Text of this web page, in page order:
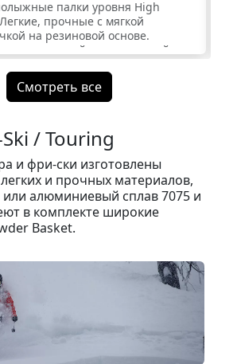
палки уровня High
прочные с мягкой
на резиновой основе.
прочный алюминиевый
Смотреть все
/ Touring
и фри-ски изготовлены
и прочных материалов,
или алюминиевый сплав 7075 и
в комплекте широкие
Basket.